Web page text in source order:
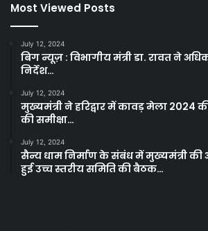
Most Viewed Posts
July 12, 2024
बिग न्यूज़ : विभागीय मंत्री डा. रावत ने
निर्देश…
July 12, 2024
मुख्यमंत्री ने हरिद्वार में कावड़ मेला 2024
की समीक्षा…
July 12, 2024
सैन्य धाम निर्माण के संबंध में मुख्यमंत्री की
हुई उच्च स्तरीय समिति की बैठक…